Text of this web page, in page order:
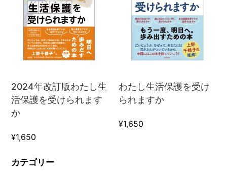
2024年改訂版わたし生
活保護を受けられます
か
¥1,650
わたし生活保護を受け
られますか
¥1,650
カテゴリー